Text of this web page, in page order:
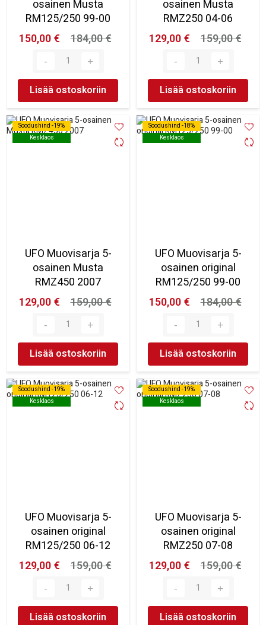
osainen Musta
RM125/250 99-00
150,00 €
184,00 €
Lisää ostoskoriin
osainen Musta
RMZ250 04-06
129,00 €
159,00 €
Lisää ostoskoriin
Soodushind -19%
Kesklaos
Soodushind -19%
Kesklaos
UFO Muovisarja 5-
osainen Musta
RMZ450 2007
129,00 €
159,00 €
Lisää ostoskoriin
Soodushind -18%
Kesklaos
Soodushind -18%
Kesklaos
UFO Muovisarja 5-
osainen original
RM125/250 99-00
150,00 €
184,00 €
Lisää ostoskoriin
Soodushind -19%
Kesklaos
Soodushind -19%
Kesklaos
UFO Muovisarja 5-
osainen original
RM125/250 06-12
129,00 €
159,00 €
Lisää ostoskoriin
Soodushind -19%
Kesklaos
Soodushind -19%
Kesklaos
UFO Muovisarja 5-
osainen original
RMZ250 07-08
129,00 €
159,00 €
Lisää ostoskoriin